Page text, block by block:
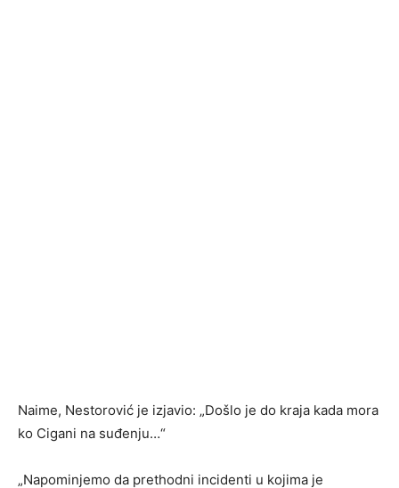
Naime, Nestorović je izjavio: „Došlo je do kraja kada mora
ko Cigani na suđenju…“
„Napominjemo da prethodni incidenti u kojima je